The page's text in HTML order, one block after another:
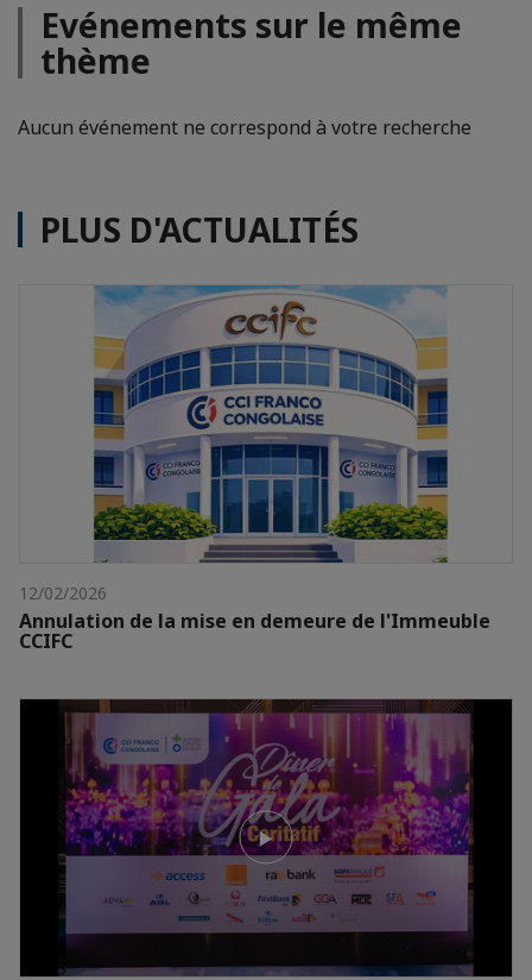
Evénements sur le même
thème
Aucun événement ne correspond à votre recherche
PLUS D'ACTUALITÉS
12/02/2026
Annulation de la mise en demeure de l'Immeuble
CCIFC